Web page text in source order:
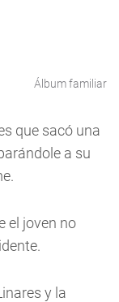
Álbum familiar
que sacó una
a su
el joven no
y la